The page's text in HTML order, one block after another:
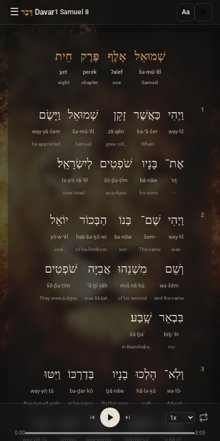
☰ דָּבָר·Davar1 Samuel 8 Aa
שְׁמוּאֵל
šə·mū·’êl
Samuel
אָלֶף
ʔalef
one
פֶּרֶק
peɾek
chapter
חֵית
χet
eight
1 וַיְהִי
way·hî
-
כַּאֲשֶׁר
ka·’ă·šer
When
זָקֵן
zā·qên
grew old ,
שְׁמוּאֵל
šə·mū·’êl
Samuel
וַיָּשֶׂם
way·yā·śem
he appointed
אֶת־
’eṯ-
-
בָּנָיו
bā·nāw
his sons
שֹׁפְטִים
šō·p̄ə·ṭîm
as judges
לְיִשְׂרָאֵֽל׃
lə·yiś·rā·’êl
over Israel .
2 וַיְהִי
way·hî
was
שֶׁם־
šem-
The name
בְּנוֹ
bə·nōw
son
הַבְּכוֹר
hab·bə·ḵō·wr
of his firstborn
יוֹאֵל
yō·w·’êl
Joel ,
וְשֵׁם
wə·šêm
and the name
מִשְׁנֵהוּ
miš·nê·hū
of his second
אֲבִיָּה
’ă·ḇî·yāh
was Abijah .
שֹׁפְטִים
šō·p̄ə·ṭîm
They were judges
בִּבְאֵר
biḇ·’êr
vvv
שָֽׁבַע׃
šā·ḇa‘
in Beersheba .
3 וְלֹֽא־
wə·lō-
did not
הָלְכוּ
hā·lə·ḵū
walk
בָנָיו
ḇā·nāw
But his sons
בְּדַרְכּוֹ
bə·ḏar·kō
in his ways ;
וַיִּטּוּ
way·yiṭ·ṭū
they turned aside
אַחֲרֵי הַבָּצַע וַיִּקְחוּ־
0:00 3:05